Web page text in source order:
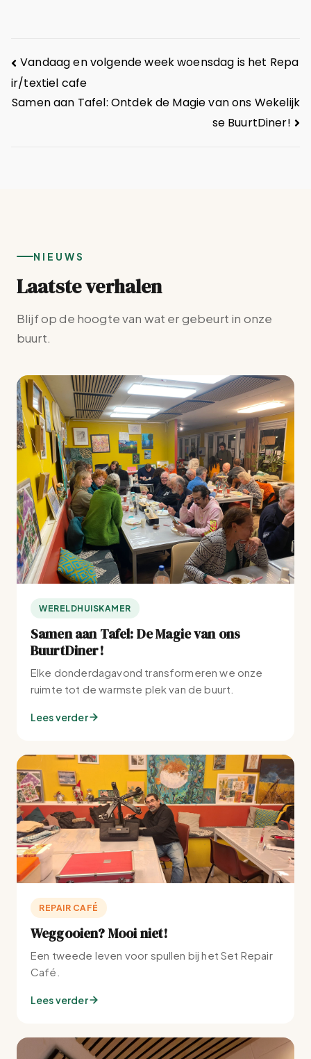
Vandaag en volgende week woensdag is het Repa
ir/textiel cafe
Samen aan Tafel: Ontdek de Magie van ons Wekelijk
se BuurtDiner!
NIEUWS
Laatste verhalen
Blijf op de hoogte van wat er gebeurt in onze
buurt.
WERELDHUISKAMER
Samen aan Tafel: De Magie van ons
BuurtDiner!
Elke donderdagavond transformeren we onze
ruimte tot de warmste plek van de buurt.
Lees verder
REPAIR CAFÉ
Weggooien? Mooi niet!
Een tweede leven voor spullen bij het Set Repair
Café.
Lees verder